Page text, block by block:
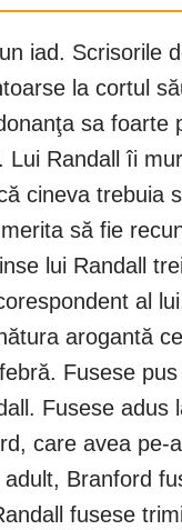
iad. Scrisorile
la cortul
sa foarte
Lui Randall îi
cineva trebuia
să fie
lui Randall
al
arogantă
Fusese
Fusese adus
care avea
Branford
fusese